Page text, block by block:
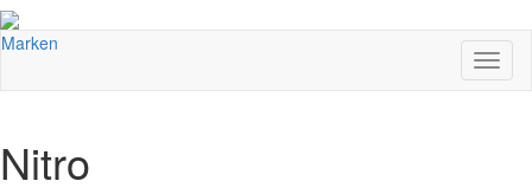
Marken
Nitro